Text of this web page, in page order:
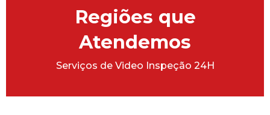
Regiões que
Atendemos
Serviços de Video Inspeção 24H